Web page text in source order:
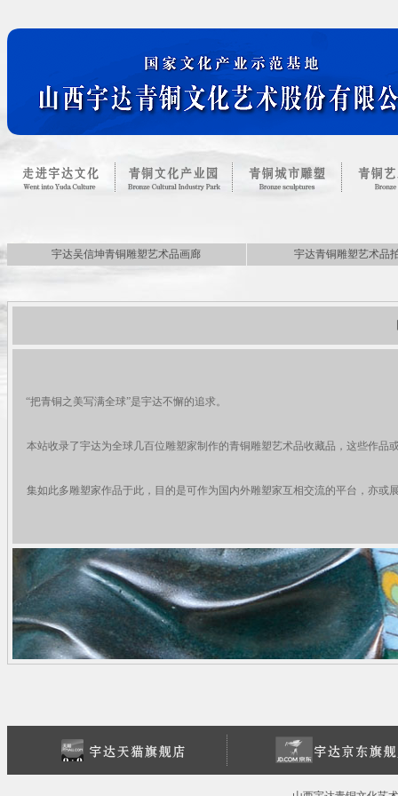
宇达吴信坤青铜雕塑艺术品画廊 宇达青铜雕塑艺术品